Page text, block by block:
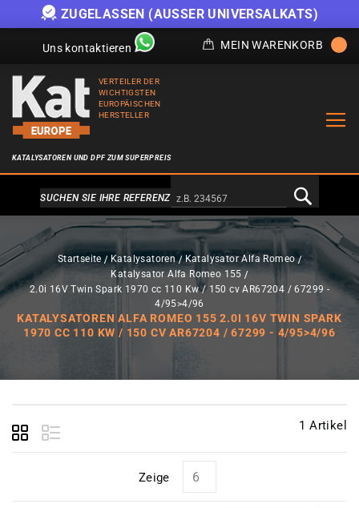
ZUGELASSEN (AUSSER UNIVERSALKATS)
Uns kontaktieren MEIN WARENKORB
VERTEILER DER
WICHTIGSTEN
EUROPÄISCHEN
HERSTELLER
KATALYSATOREN UND DPF ZUM SUPERPREIS
Alternativa a Doofinder
SUCHEN SIE IHRE REFERENZ
Startseite Katalysatoren
Katalysator Alfa Romeo
Katalysator Alfa Romeo 155
2.0i 16V Twin Spark 1970 cc 110 Kw / 150 cv AR67204 / 67299 -
4/95>4/96
KATALYSATOREN ALFA ROMEO 155 2.0I 16V TWIN SPARK
1970 CC 110 KW / 150 CV AR67204 / 67299 - 4/95>4/96
1 Artikel
Zeige